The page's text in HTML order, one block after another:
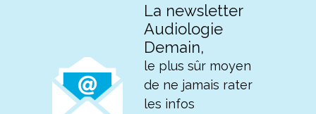
La newsletter
Audiologie
Demain,
le plus sûr moyen
de ne jamais rater
les infos